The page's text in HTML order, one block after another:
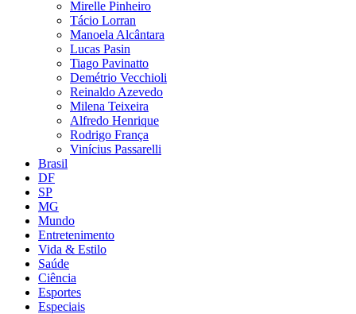
Mirelle Pinheiro
Tácio Lorran
Manoela Alcântara
Lucas Pasin
Tiago Pavinatto
Demétrio Vecchioli
Reinaldo Azevedo
Milena Teixeira
Alfredo Henrique
Rodrigo França
Vinícius Passarelli
Brasil
DF
SP
MG
Mundo
Entretenimento
Vida & Estilo
Saúde
Ciência
Esportes
Especiais